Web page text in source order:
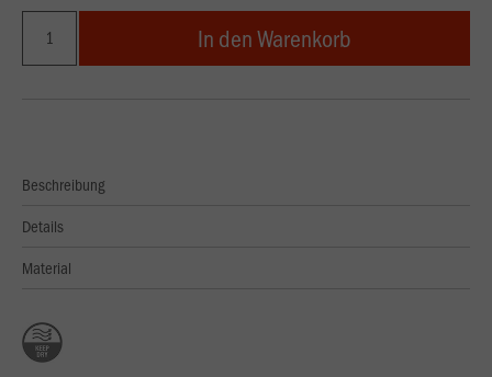
In den Warenkorb
Beschreibung
Details
Material